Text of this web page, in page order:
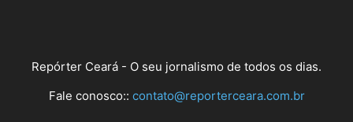
Repórter Ceará - O seu jornalismo de todos os dias.
Fale conosco:: contato@reporterceara.com.br